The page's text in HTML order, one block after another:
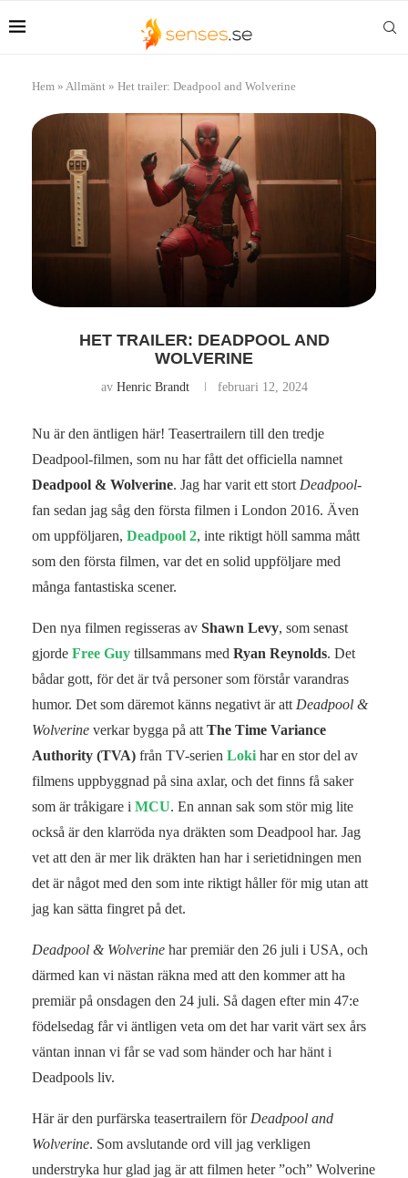
Hem » Allmänt » Het trailer: Deadpool and Wolverine
HET TRAILER: DEADPOOL AND
WOLVERINE
av Henric Brandt februari 12, 2024
Nu är den äntligen här! Teasertrailern till den tredje
Deadpool-filmen, som nu har fått det officiella namnet
Deadpool & Wolverine. Jag har varit ett stort Deadpool-
fan sedan jag såg den första filmen i London 2016. Även
om uppföljaren, Deadpool 2, inte riktigt höll samma mått
som den första filmen, var det en solid uppföljare med
många fantastiska scener.
Den nya filmen regisseras av Shawn Levy, som senast
gjorde Free Guy tillsammans med Ryan Reynolds. Det
bådar gott, för det är två personer som förstår varandras
humor. Det som däremot känns negativt är att Deadpool &
Wolverine verkar bygga på att The Time Variance
Authority (TVA) från TV-serien Loki har en stor del av
filmens uppbyggnad på sina axlar, och det finns få saker
som är tråkigare i MCU. En annan sak som stör mig lite
också är den klarröda nya dräkten som Deadpool har. Jag
vet att den är mer lik dräkten han har i serietidningen men
det är något med den som inte riktigt håller för mig utan att
jag kan sätta fingret på det.
Deadpool & Wolverine har premiär den 26 juli i USA, och
därmed kan vi nästan räkna med att den kommer att ha
premiär på onsdagen den 24 juli. Så dagen efter min 47:e
födelsedag får vi äntligen veta om det har varit värt sex års
väntan innan vi får se vad som händer och har hänt i
Deadpools liv.
Här är den purfärska teasertrailern för Deadpool and
Wolverine. Som avslutande ord vill jag verkligen
understryka hur glad jag är att filmen heter ”och” Wolverine